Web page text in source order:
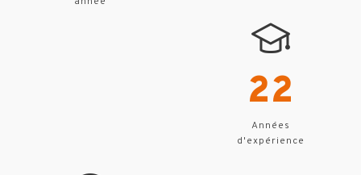
22
Années
d'expérience